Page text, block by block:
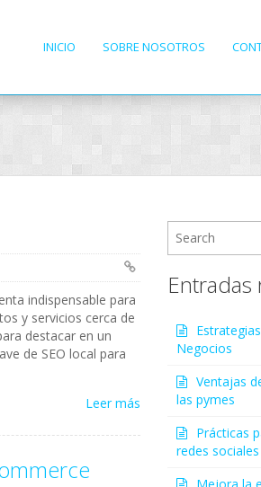
INICIO SOBRE NOSOTROS
indispensable para
y servicios cerca de
destacar en un
de SEO local para
Leer más
Entradas
Negocios
Ventajas
las pymes
Prácticas
redes sociales